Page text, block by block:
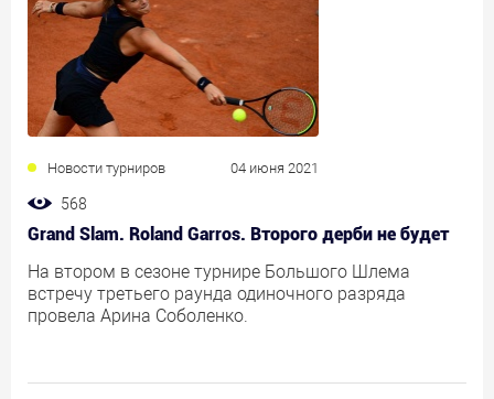
Новости турниров 04 июня 2021
568
Grand Slam. Roland Garros. Второго дерби не будет
На втором в сезоне турнире Большого Шлема
встречу третьего раунда одиночного разряда
провела Арина Соболенко.